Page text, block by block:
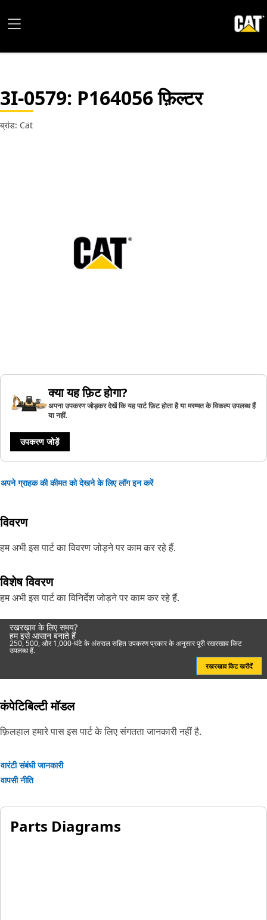
3I-0579: P164056 फ़िल्टर
ब्रांड: Cat
क्या यह फ़िट होगा?
अपना उपकरण जोड़कर देखें कि यह पार्ट फ़िट होता है या मरम्मत के विकल्प उपलब्ध हैं
या नहीं.
उपकरण जोड़ें
अपने ग्राहक की कीमत को देखने के लिए लॉग इन करें
विवरण
हम अभी इस पार्ट का विवरण जोड़ने पर काम कर रहे हैं.
विशेष विवरण
हम अभी इस पार्ट का विनिर्देश जोड़ने पर काम कर रहे हैं.
रखरखाव के लिए समय?
हम इसे आसान बनाते हैं
250, 500, और 1,000-घंटे के अंतराल सहित उपकरण प्रकार के अनुसार पूरी रखरखाव किट
उपलब्ध हैं.
रखरखाव किट खरीदें
कंपेटिबिल्टी मॉडल
फ़िलहाल हमारे पास इस पार्ट के लिए संगतता जानकारी नहीं है.
वारंटी संबंधी जानकारी
वापसी नीति
Parts Diagrams